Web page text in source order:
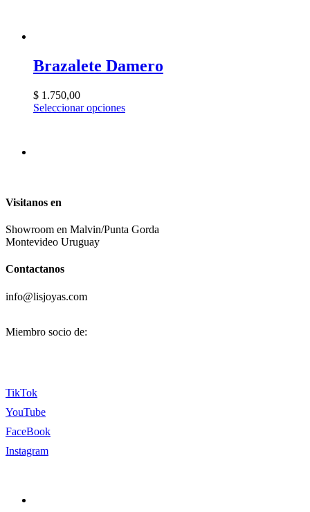
Brazalete Damero
$ 1.750,00
Seleccionar opciones
Visitanos en
Showroom en Malvin/Punta Gorda
Montevideo Uruguay
Contactanos
info@lisjoyas.com
Miembro socio de:
TikTok
YouTube
FaceBook
Instagram